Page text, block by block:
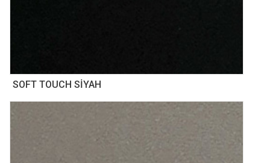
SOFT TOUCH SİYAH